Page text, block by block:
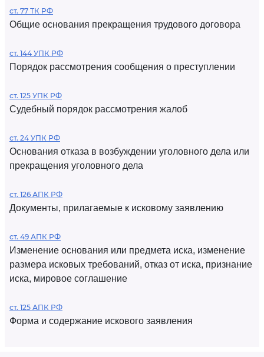
ст. 77 ТК РФ
Общие основания прекращения трудового договора
ст. 144 УПК РФ
Порядок рассмотрения сообщения о преступлении
ст. 125 УПК РФ
Судебный порядок рассмотрения жалоб
ст. 24 УПК РФ
Основания отказа в возбуждении уголовного дела или
прекращения уголовного дела
ст. 126 АПК РФ
Документы, прилагаемые к исковому заявлению
ст. 49 АПК РФ
Изменение основания или предмета иска, изменение
размера исковых требований, отказ от иска, признание
иска, мировое соглашение
ст. 125 АПК РФ
Форма и содержание искового заявления